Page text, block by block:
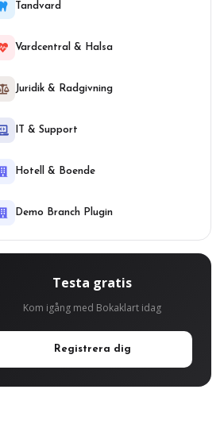
Tandvard
Vardcentral & Halsa
Juridik & Radgivning
IT & Support
Hotell & Boende
Demo Branch Plugin
Testa gratis
Kom igång med Bokaklart idag
Registrera dig